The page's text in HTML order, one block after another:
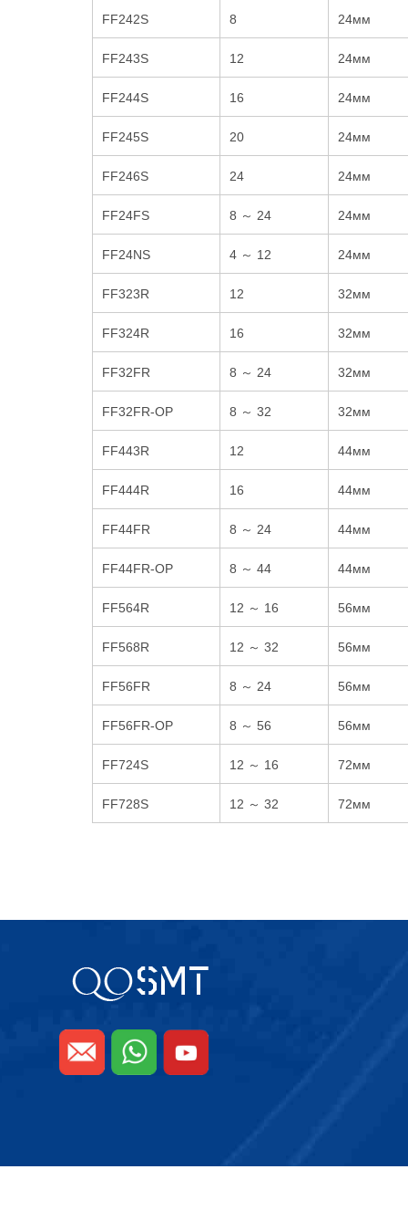
FF242S 8 24мм
FF243S 12 24мм
FF244S 16 24мм
FF245S 20 24мм
FF246S 24 24мм
FF24FS 8 ～ 24 24мм
FF24NS 4 ～ 12 24мм
FF323R 12 32мм
FF324R 16 32мм
FF32FR 8 ～ 24 32мм
FF32FR-OP 8 ～ 32 32мм
FF443R 12 44мм
FF444R 16 44мм
FF44FR 8 ～ 24 44мм
FF44FR-OP 8 ～ 44 44мм
FF564R 12 ～ 16 56мм
FF568R 12 ～ 32 56мм
FF56FR 8 ～ 24 56мм
FF56FR-OP 8 ～ 56 56мм
FF724S 12 ～ 16 72мм
FF728S 12 ～ 32 72мм